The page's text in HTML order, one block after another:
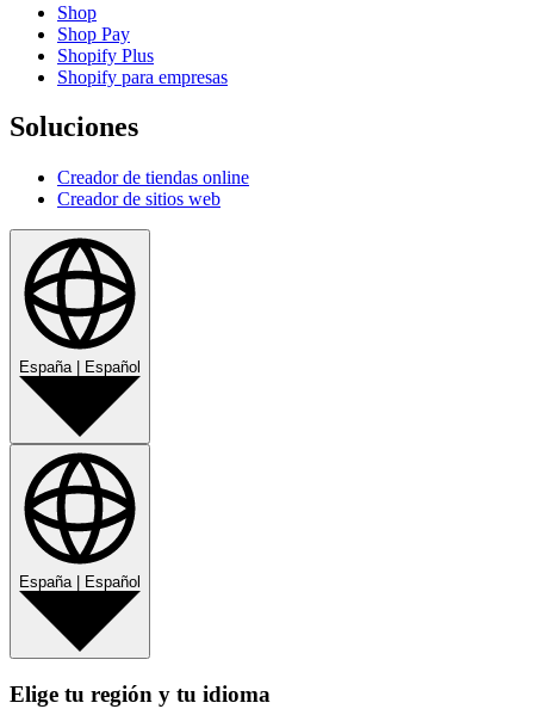
Shop
Shop Pay
Shopify Plus
Shopify para empresas
Soluciones
Creador de tiendas online
Creador de sitios web
España| Español
España| Español
Elige tu región y tu idioma